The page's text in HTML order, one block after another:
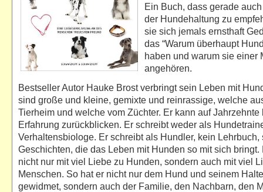
Ein Buch, dass gerade
der Hundehaltung zu
sie sich jemals ernsthaft
das “Warum überhaupt
haben und warum sie einer
angehören.
Bestseller Autor Hauke Brost verbringt sein Leben mit
sind große und kleine, gemixte und reinrassige, welche
Tierheim und welche vom Züchter. Er kann auf Jahrzehnte
Erfahrung zurückblicken. Er schreibt weder als
Verhaltensbiologe. Er schreibt als Hundler, kein Lehrbuch,
Geschichten, die das Leben mit Hunden so mit sich bringt.
nicht nur mit viel Liebe zu Hunden, sondern auch mit viel
Menschen. So hat er nicht nur dem Hund und seinem
gewidmet, sondern auch der Familie, den Nachbarn, den